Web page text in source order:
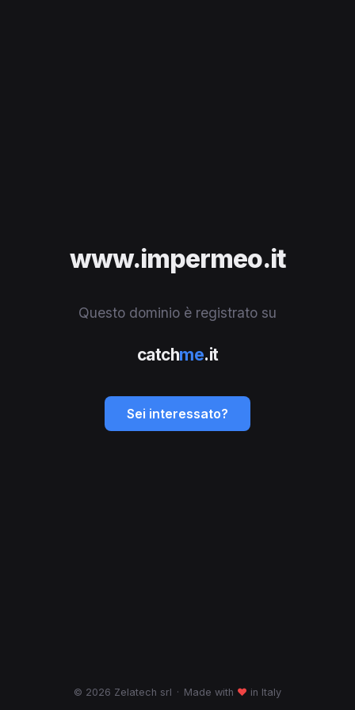
www.impermeo.it
Questo dominio è registrato su
catchme.it
Sei interessato?
© 2026 Zelatech srl · Made with ♥ in Italy